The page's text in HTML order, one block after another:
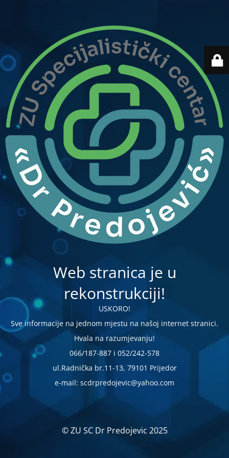
Web stranica je u
rekonstrukciji!
USKORO!
Sve informacije na jednom mjestu na našoj internet stranici.
Hvala na razumjevanju!
066/187-887 i 052/242-578
ul.Radnička br.11-13, 79101 Prijedor
e-mail: scdrpredojevic@yahoo.com
© ZU SC Dr Predojevic 2025